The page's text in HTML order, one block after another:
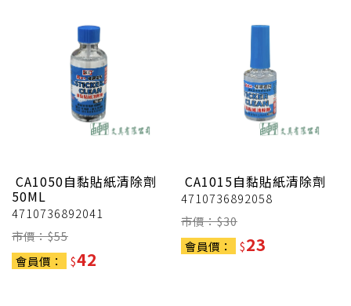
CA1050自黏貼紙清除劑
50ML
4710736892041
市價：$55
會員價：
$42
CA1015自黏貼紙清除劑
4710736892058
市價：$30
會員價：
$23